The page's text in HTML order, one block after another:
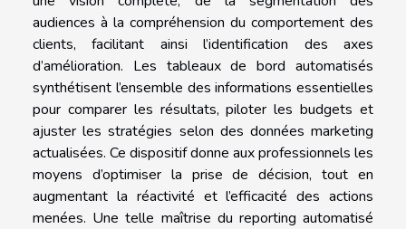
audiences à la compréhension du comportement des
clients, facilitant ainsi l’identification des axes
d’amélioration. Les tableaux de bord automatisés
synthétisent l’ensemble des informations essentielles
pour comparer les résultats, piloter les budgets et
ajuster les stratégies selon des données marketing
actualisées. Ce dispositif donne aux professionnels les
moyens d’optimiser la prise de décision, tout en
augmentant la réactivité et l’efficacité des actions
menées. Une telle maîtrise du reporting automatisé